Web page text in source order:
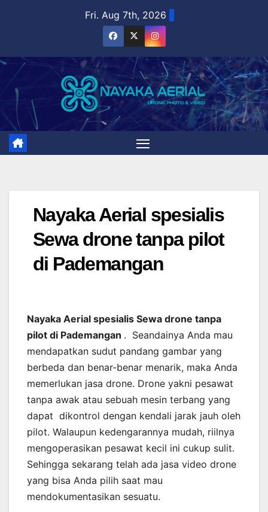
Fri. Aug 7th, 2026
Nayaka Aerial spesialis
Sewa drone tanpa pilot
di Pademangan
Nayaka Aerial spesialis Sewa drone tanpa
pilot di Pademangan . Seandainya Anda mau
mendapatkan sudut pandang gambar yang
berbeda dan benar-benar menarik, maka Anda
memerlukan jasa drone. Drone yakni pesawat
tanpa awak atau sebuah mesin terbang yang
dapat dikontrol dengan kendali jarak jauh oleh
pilot. Walaupun kedengarannya mudah, riilnya
mengoperasikan pesawat kecil ini cukup sulit.
Sehingga sekarang telah ada jasa video drone
yang bisa Anda pilih saat mau
mendokumentasikan sesuatu.